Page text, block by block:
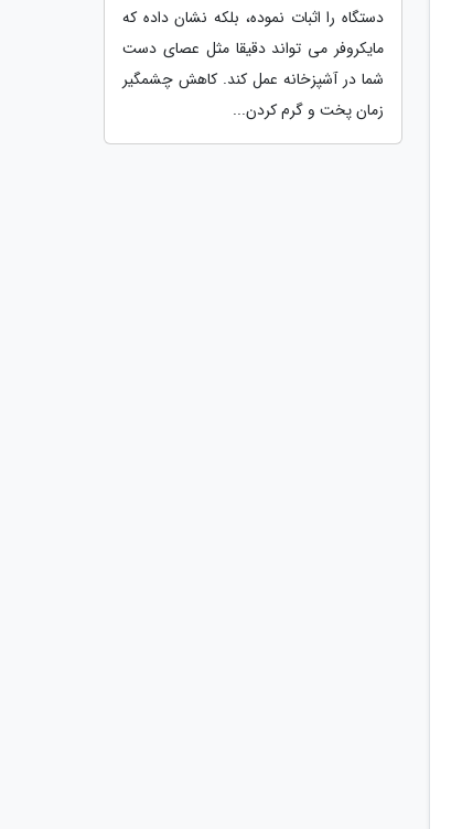
دستگاه را اثبات نموده، بلکه نشان داده که
مایکروفر می تواند دقیقا مثل عصای دست
شما در آشپزخانه عمل کند. کاهش چشمگیر
زمان پخت و گرم کردن...